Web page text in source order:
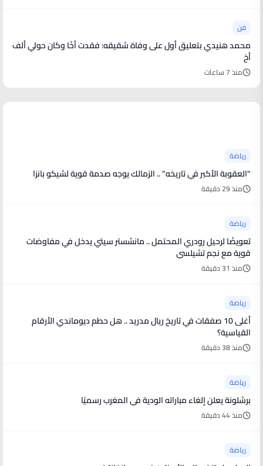
فن
محمد هنيدي بتعليق أول على وفاة شقيقه: فقدت أخًا وكان حولي ألف
أخ
منذ 7 ساعات
رياضة
"العقوبة الأكبر في تاريخه" .. الزمالك يوجه صدمة قوية لشيكو بانزا
منذ 29 دقيقة
رياضة
تعويضًا لرحيل رودري المحتمل .. مانشستر سيتي يدخل في مفاوضات
قوية مع نجم تشيلسي
منذ 31 دقيقة
رياضة
أغلى 10 صفقات في تاريخ ريال مدريد .. هل حطم ديوماندي الأرقام
القياسية؟
منذ 38 دقيقة
رياضة
برشلونة يعلن إلغاء مباراته الودية في المغرب رسميًا
منذ 44 دقيقة
رياضة